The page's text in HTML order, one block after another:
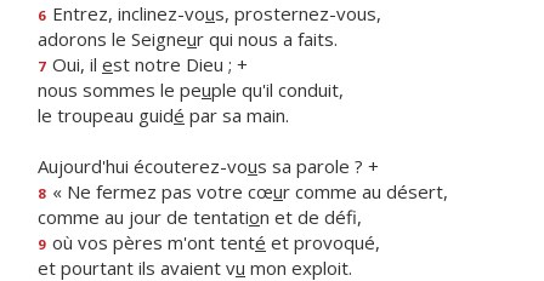
6 Entrez, inclinez-vous, prosternez-vous,
adorons le Seigneur qui nous a faits.
7 Oui, il est notre Dieu ; +
nous sommes le peuple qu'il conduit,
le troupeau guidé par sa main.
Aujourd'hui écouterez-vous sa parole ? +
8 « Ne fermez pas votre cœur comme au désert,
comme au jour de tentation et de défi,
9 où vos pères m'ont tenté et provoqué,
et pourtant ils avaient vu mon exploit.